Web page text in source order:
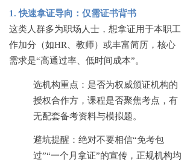
1. 快速拿证导向：仅需证书背书
这类人群多为职场人士，想拿证用于本职工
作加分（如HR、教师）或丰富简历，核心
需求是“高通过率、低时间成本”。
选机构重点：是否为权威颁证机构的
授权合作方，课程是否聚焦考点，有
无配套备考资料与模拟题。
避坑提醒：绝对不要相信“免考包
过”“一个月拿证”的宣传，正规机构均